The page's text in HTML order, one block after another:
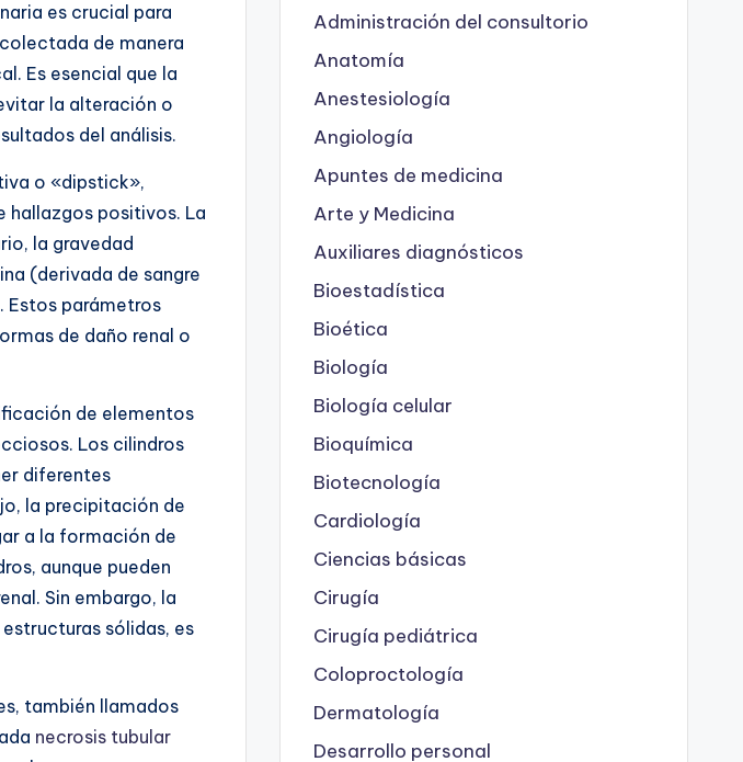
es crucial para
de manera
Es esencial que la
la alteración o
del análisis.
o «dipstick»,
hallazgos positivos. La
la gravedad
(derivada de sangre
Estos parámetros
de daño renal o
de elementos
Los cilindros
diferentes
la precipitación de
a la formación de
aunque pueden
Sin embargo, la
estructuras sólidas, es
también llamados
necrosis tubular
Administración del consultorio
Anatomía
Anestesiología
Angiología
Apuntes de medicina
Arte y Medicina
Auxiliares diagnósticos
Bioestadística
Bioética
Biología
Biología celular
Bioquímica
Biotecnología
Cardiología
Ciencias básicas
Cirugía
Cirugía pediátrica
Coloproctología
Dermatología
Desarrollo personal